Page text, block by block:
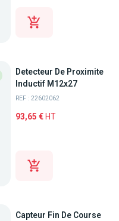
Detecteur De Proximite
Inductif M12x27
REF : 22602062
93,65 € HT
Capteur Fin De Course